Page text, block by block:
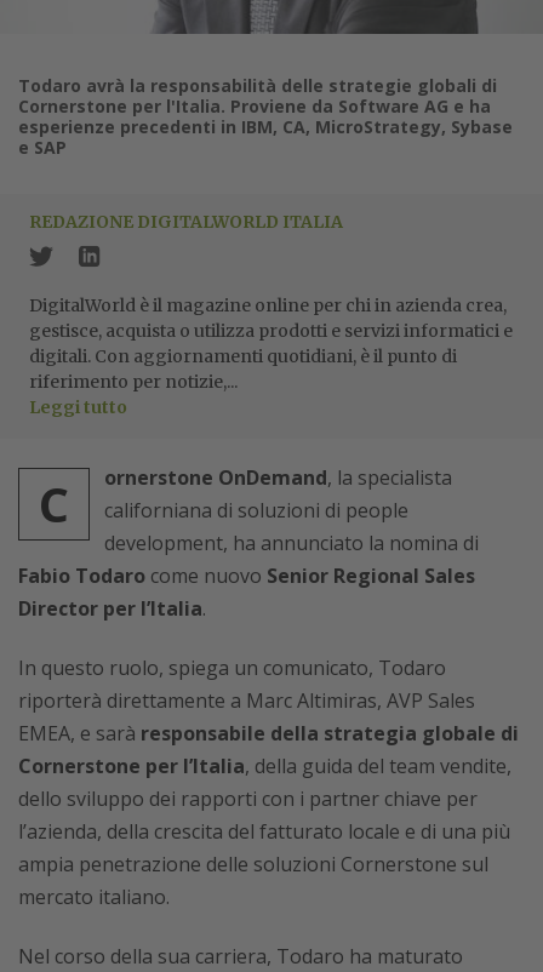
Todaro avrà la responsabilità delle strategie globali di
Cornerstone per l'Italia. Proviene da Software AG e ha
esperienze precedenti in IBM, CA, MicroStrategy, Sybase
e SAP
REDAZIONE DIGITALWORLD ITALIA
DigitalWorld è il magazine online per chi in azienda crea,
gestisce, acquista o utilizza prodotti e servizi informatici e
digitali. Con aggiornamenti quotidiani, è il punto di
riferimento per notizie,...
Leggi tutto
C ornerstone OnDemand, la specialista
californiana di soluzioni di people
development, ha annunciato la nomina di
Fabio Todaro come nuovo Senior Regional Sales
Director per l’Italia.
In questo ruolo, spiega un comunicato, Todaro
riporterà direttamente a Marc Altimiras, AVP Sales
EMEA, e sarà responsabile della strategia globale di
Cornerstone per l’Italia, della guida del team vendite,
dello sviluppo dei rapporti con i partner chiave per
l’azienda, della crescita del fatturato locale e di una più
ampia penetrazione delle soluzioni Cornerstone sul
mercato italiano.
Nel corso della sua carriera, Todaro ha maturato